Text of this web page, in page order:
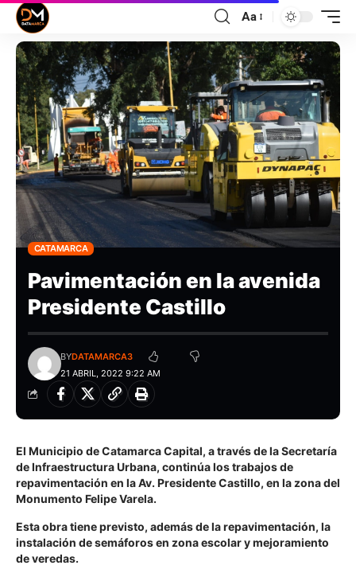
Aa
CATAMARCA
Pavimentación en la avenida
Presidente Castillo
21 ABRIL, 2022 9:22 AM
BYDATAMARCA3
El Municipio de Catamarca Capital, a través de la Secretaría
de Infraestructura Urbana, continúa los trabajos de
repavimentación en la Av. Presidente Castillo, en la zona del
Monumento Felipe Varela.
Esta obra tiene previsto, además de la repavimentación, la
instalación de semáforos en zona escolar y mejoramiento
de veredas.